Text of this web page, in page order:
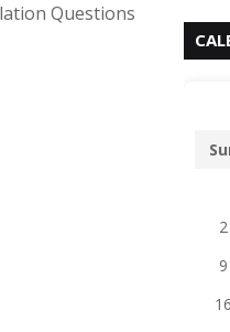
Questions
2
9
16